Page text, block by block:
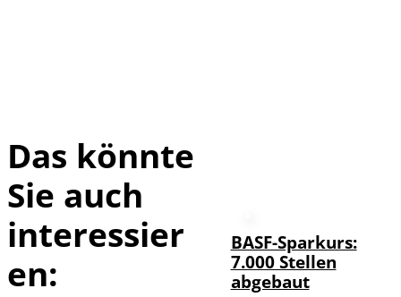
Das könnte
Sie auch
interessier
en:
BASF-Sparkurs:
7.000 Stellen
abgebaut